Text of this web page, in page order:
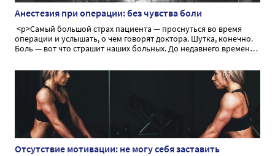
Анестезия при операции: без чувства боли
<p>Самый большой страх пациента — проснуться во время
операции и услышать, о чем говорят доктора. Шутка, конечно.
Боль — вот что страшит наших больных. До недавнего времени
провести оперативное вмешательство в необходимом объеме.
Сегодня мы поговорим об анестезии как способе временного,
обратимого лишения чувства боли во время операции</p>
Отсутствие мотивации: не могу себя заставить